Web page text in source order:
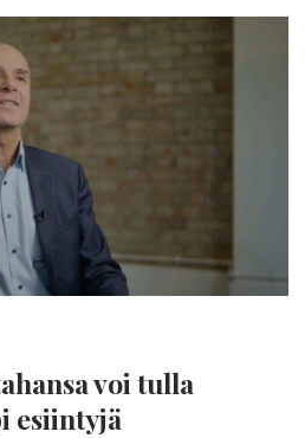
voi tulla
esiintyjä